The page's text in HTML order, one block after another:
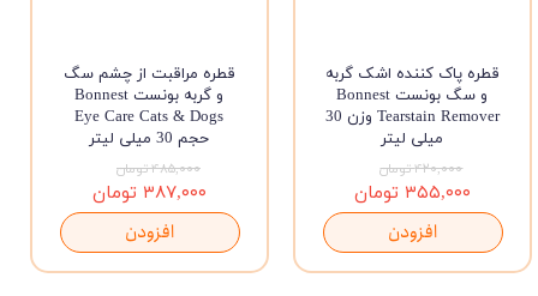
قطره پاک کننده اشک گربه
و سگ بونست Bonnest
Tearstain Remover وزن 30
میلی لیتر
۴۲۰,۰۰۰ تومان
۳۵۵,۰۰۰ تومان
افزودن
قطره مراقبت از چشم سگ
و گربه بونست Bonnest
Eye Care Cats & Dogs
حجم 30 میلی لیتر
۴۸۵,۰۰۰ تومان
۳۸۷,۰۰۰ تومان
افزودن